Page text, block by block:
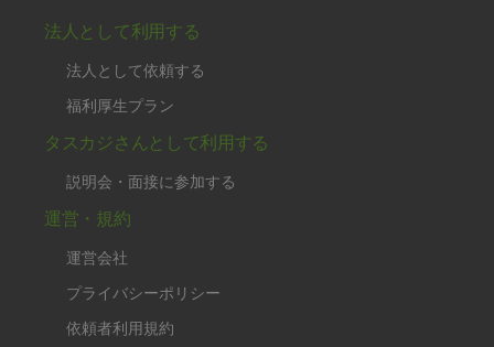
法人として利用する
法人として依頼する
福利厚生プラン
タスカジさんとして利用する
説明会・面接に参加する
運営・規約
運営会社
プライバシーポリシー
依頼者利用規約